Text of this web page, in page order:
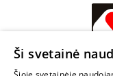
Ši svetainė